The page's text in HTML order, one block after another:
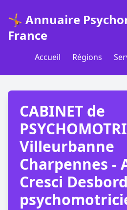
🤸 Annuaire
France
Accueil Régions
CABINET de
Villeurbanne
Charpennes -
Cresci